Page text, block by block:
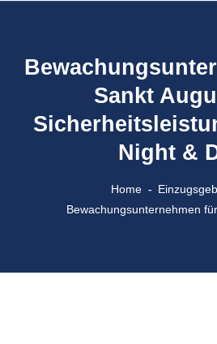
Sankt
Night &
Home
Bewachungsunternehmen